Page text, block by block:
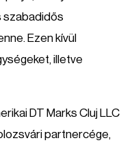
szabadidős
Ezen kívül
illetve
DT Marks Cluj LLC
partnercége,